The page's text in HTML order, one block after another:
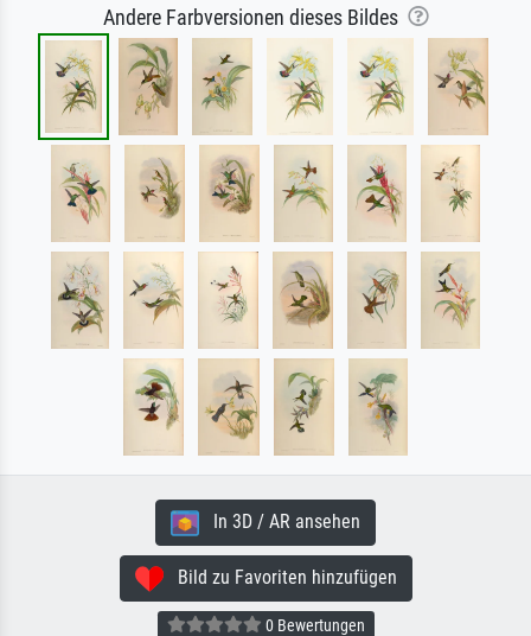
Andere Farbversionen dieses Bildes
In 3D / AR ansehen
Bild zu Favoriten hinzufügen
0 Bewertungen